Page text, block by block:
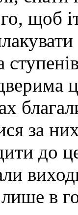
щоб
за
до
в